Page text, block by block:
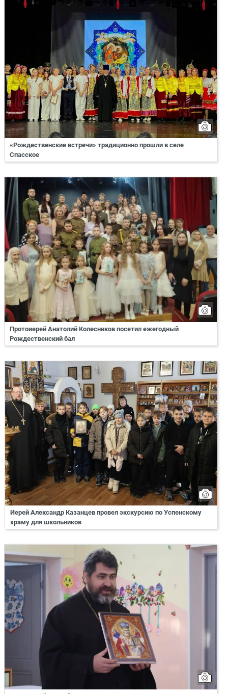
«Рождественские встречи» традиционно прошли в селе
Спасское
Протоиерей Анатолий Колесников посетил ежегодный
Рождественский бал
Иерей Александр Казанцев провел экскурсию по Успенскому
храму для школьников